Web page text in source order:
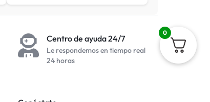
Centro de ayuda 24/7
Le respondemos en tiempo real
24 horas
0